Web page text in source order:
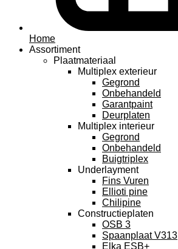
Home
Assortiment
Plaatmateriaal
Multiplex exterieur
Gegrond
Onbehandeld
Garantpaint
Deurplaten
Multiplex interieur
Gegrond
Onbehandeld
Buigtriplex
Underlayment
Fins Vuren
Ellioti pine
Chilipine
Constructieplaten
OSB 3
Spaanplaat V313
Elka ESB+